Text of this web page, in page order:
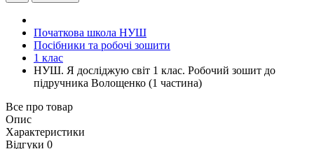
Початкова школа НУШ
Посібники та робочі зошити
1 клас
НУШ. Я досліджую світ 1 клас. Робочий зошит до
підручника Волощенко (1 частина)
Все про товар
Опис
Характеристики
Відгуки 0